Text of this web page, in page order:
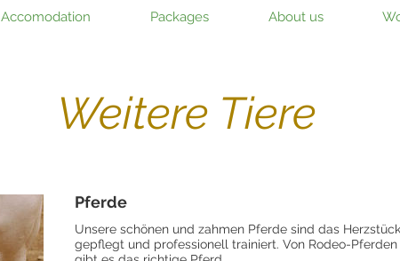
Accomodation Packages About us
Weitere Tiere
Pferde
Unsere schönen und zahmen Pferde sind das
gepflegt und professionell trainiert. Von Rodeo-